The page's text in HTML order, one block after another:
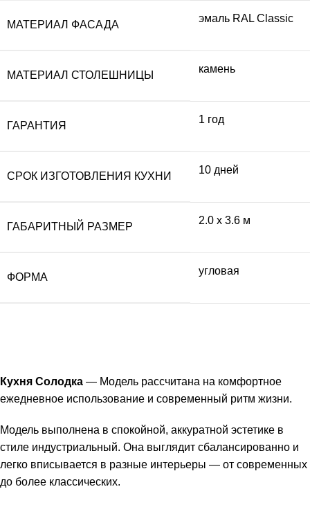
МАТЕРИАЛ ФАСАДА
эмаль RAL Classic
МАТЕРИАЛ СТОЛЕШНИЦЫ
камень
ГАРАНТИЯ
1 год
СРОК ИЗГОТОВЛЕНИЯ КУХНИ
10 дней
ГАБАРИТНЫЙ РАЗМЕР
2.0 x 3.6 м
ФОРМА
угловая
Кухня Солодка — Модель рассчитана на комфортное
ежедневное использование и современный ритм жизни.
Модель выполнена в спокойной, аккуратной эстетике в
стиле индустриальный. Она выглядит сбалансированно и
легко вписывается в разные интерьеры — от современных
до более классических.